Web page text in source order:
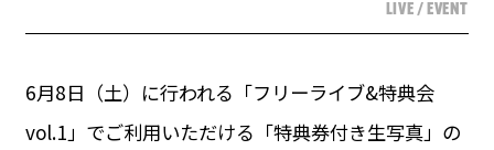
LIVE / EVENT
6月8日（土）に行われる「フリーライブ&特典会
vol.1」でご利用いただける「特典券付き生写真」の